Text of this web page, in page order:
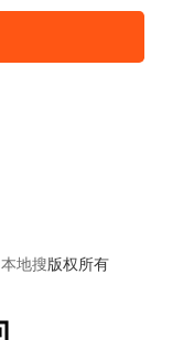
本地搜版权所有